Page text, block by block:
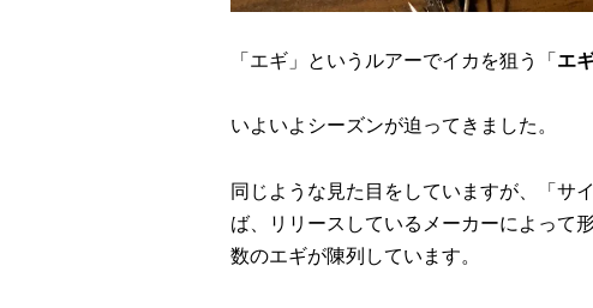
「エギ」というルアーでイカを狙う「 エ
いよいよシーズンが迫ってきました。
同じような見た目をしていますが、「サ
ば、リリースしているメーカーによって
数のエギが陳列しています。